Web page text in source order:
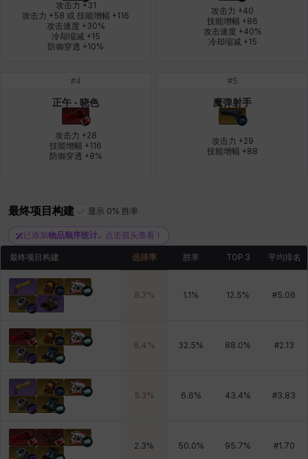
莉央 蒂娅
费利克斯 阿尔达
阿迪娜 雪
雷妮 马库斯 马格努斯
攻击力 +31
攻击力 +58 或 技能增幅 +116
攻击速度 +30%
冷却缩减 +15
防御穿透 +10%
攻击力 +40
技能增幅 +86
攻击速度 +40%
冷却缩减 +15
#4
正午 - 晓色
攻击力 +28
技能增幅 +116
防御穿透 +8%
#5
魔弹射手
攻击力 +29
技能增幅 +88
最终项目构建 显示 0% 胜率
已添加物品顺序统计。点击箭头查看！
最终项目构建 选择率 胜率 TOP 3 平均排名
8.7% 1.1 % 12.5% #5.06
6.4% 32.5% 88.0% #2.13
5.3% 6.6% 43.4% #3.83
2.3% 50.0% 95.7% #1.70